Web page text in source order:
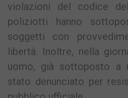
violazioni del codice
poliziotti hanno
soggetti con
libertà. Inoltre, nella
uomo, già sottoposto a
stato denunciato per